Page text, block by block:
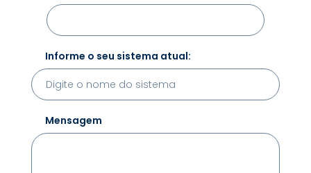
Informe o seu sistema atual:
Mensagem